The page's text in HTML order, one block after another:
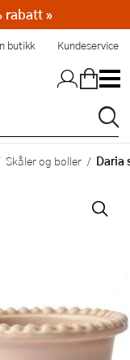
butikk Kundeservice
Skåler og boller Daria
rabatt »